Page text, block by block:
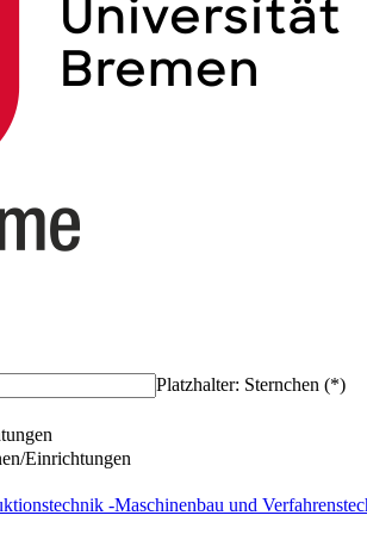
Platzhalter: Sternchen (*)
Einrichtungen
-Maschinenbau und